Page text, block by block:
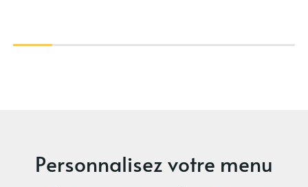
Personnalisez votre menu